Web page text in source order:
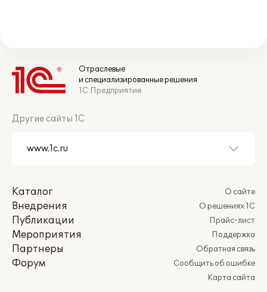
Отраслевые
и специализированные решения
1С:Предприятие
Другие сайты 1С
Каталог
Внедрения
Публикации
Мероприятия
Партнеры
Форум
О сайте
О решениях 1С
Прайс-лист
Поддержка
Обратная связь
Сообщить об ошибке
Карта сайта